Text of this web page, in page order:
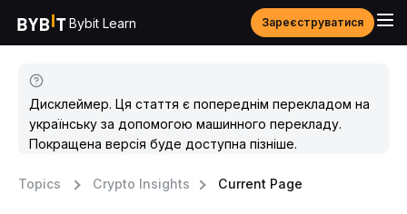
Bybit Learn Зареєструватися
Дисклеймер. Ця стаття є попереднім перекладом на
українську за допомогою машинного перекладу.
Покращена версія буде доступна пізніше.
Topics Crypto Insights Current Page